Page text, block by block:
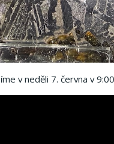
v neděli 7. června v